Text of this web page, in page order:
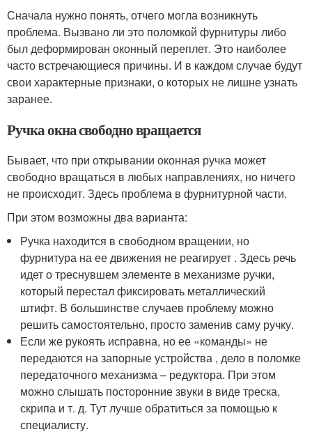
Сначала нужно понять, отчего могла возникнуть
проблема. Вызвано ли это поломкой фурнитуры либо
был деформирован оконный переплет. Это наиболее
часто встречающиеся причины. И в каждом случае будут
свои характерные признаки, о которых не лишне узнать
заранее.
Ручка окна свободно вращается
Бывает, что при открывании оконная ручка может
свободно вращаться в любых направлениях, но ничего
не происходит. Здесь проблема в фурнитурной части.
При этом возможны два варианта:
Ручка находится в свободном вращении, но
фурнитура на ее движения не реагирует . Здесь речь
идет о треснувшем элементе в механизме ручки,
который перестал фиксировать металлический
штифт. В большинстве случаев проблему можно
решить самостоятельно, просто заменив саму ручку.
Если же рукоять исправна, но ее «команды» не
передаются на запорные устройства , дело в поломке
передаточного механизма – редуктора. При этом
можно слышать посторонние звуки в виде треска,
скрипа и т. д. Тут лучше обратиться за помощью к
специалисту.